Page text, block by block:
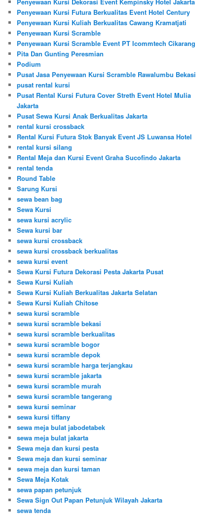
Penyewaan Kursi Futura Berkualitas Event Hotel Century
Penyewaan Kursi Kuliah Berkualitas Cawang Kramatjati
Penyewaan Kursi Scramble
Penyewaan Kursi Scramble Event PT Icommtech Cikarang
Pita Dan Gunting Peresmian
Podium
Pusat Jasa Penyewaan Kursi Scramble Rawalumbu Bekasi
pusat rental kursi
Pusat Rental Kursi Futura Cover Streth Event Hotel Mulia
Jakarta
Pusat Sewa Kursi Anak Berkualitas Jakarta
rental kursi crossback
Rental Kursi Futura Stok Banyak Event JS Luwansa Hotel
rental kursi silang
Rental Meja dan Kursi Event Graha Sucofindo Jakarta
rental tenda
Round Table
Sarung Kursi
sewa bean bag
Sewa Kursi
sewa kursi acrylic
Sewa kursi bar
sewa kursi crossback
sewa kursi crossback berkualitas
sewa kursi event
Sewa Kursi Futura Dekorasi Pesta Jakarta Pusat
Sewa Kursi Kuliah
Sewa Kursi Kuliah Berkualitas Jakarta Selatan
Sewa Kursi Kuliah Chitose
sewa kursi scramble
sewa kursi scramble bekasi
sewa kursi scramble berkualitas
sewa kursi scramble bogor
sewa kursi scramble depok
sewa kursi scramble harga terjangkau
sewa kursi scramble jakarta
sewa kursi scramble murah
sewa kursi scramble tangerang
sewa kursi seminar
sewa kursi tiffany
sewa meja bulat jabodetabek
sewa meja bulat jakarta
Sewa meja dan kursi pesta
Sewa meja dan kursi seminar
sewa meja dan kursi taman
Sewa Meja Kotak
sewa papan petunjuk
Sewa Sign Out Papan Petunjuk Wilayah Jakarta
sewa tenda